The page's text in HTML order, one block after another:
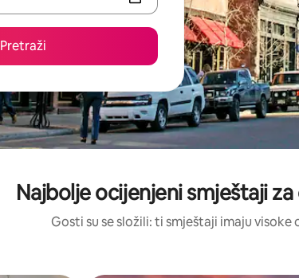
Pretraži
Najbolje ocijenjeni smještaji
Gosti su se složili: ti smještaji imaju